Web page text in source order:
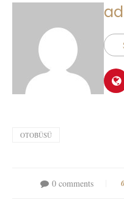
OTOBÜSÜ
0 comments 0